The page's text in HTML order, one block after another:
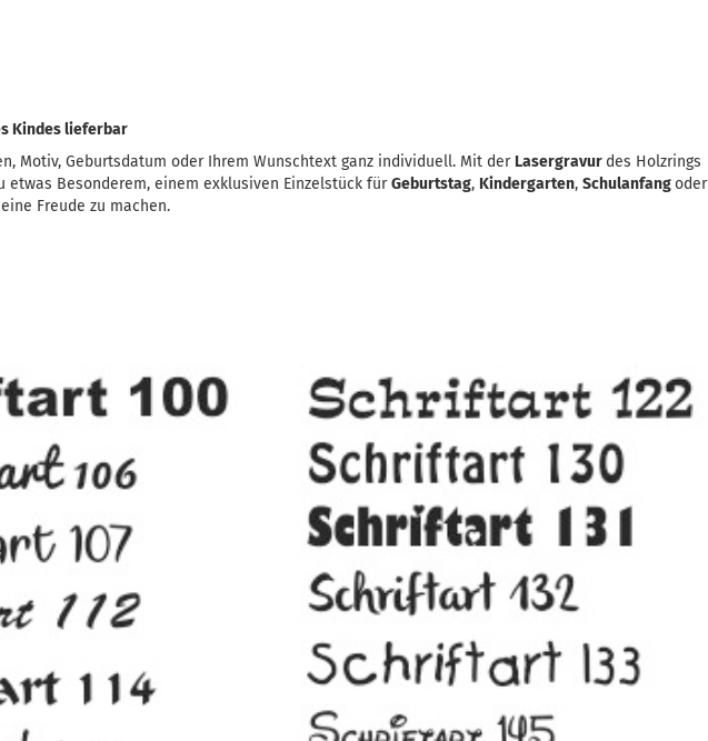
Kindes lieferbar
Motiv, Geburtsdatum oder Ihrem Wunschtext ganz individuell. Mit der Lasergravur des Holzrings
etwas Besonderem, einem exklusiven Einzelstück fürGeburtstag, Kindergarten, Schulanfangoder
Freude zu machen.